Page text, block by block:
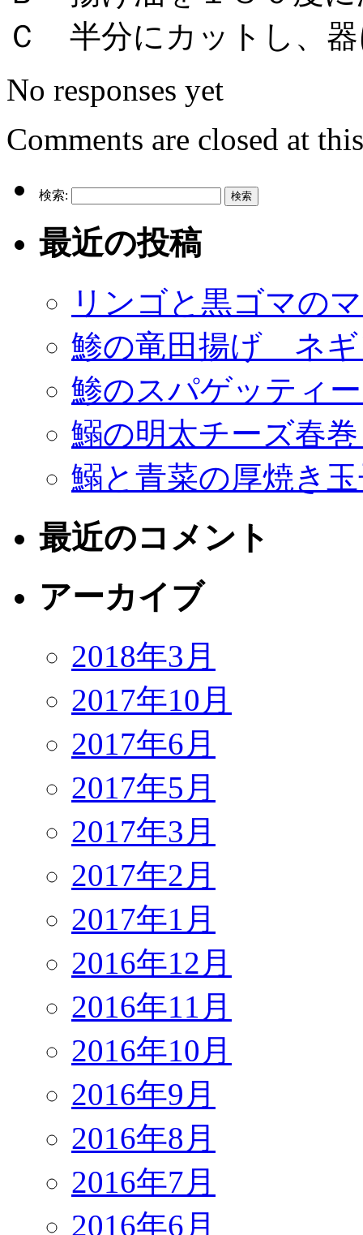
Ｃ 半分にカットし、
No responses yet
Comments are closed at
検索:
最近の投稿
リンゴと黒ゴマの
鯵の竜田揚げ ネギ
鯵のスパゲッティ
鰯の明太チーズ春
鰯と青菜の厚焼き
最近のコメント
アーカイブ
2018年3月
2017年10月
2017年6月
2017年5月
2017年3月
2017年2月
2017年1月
2016年12月
2016年11月
2016年10月
2016年9月
2016年8月
2016年7月
2016年6月